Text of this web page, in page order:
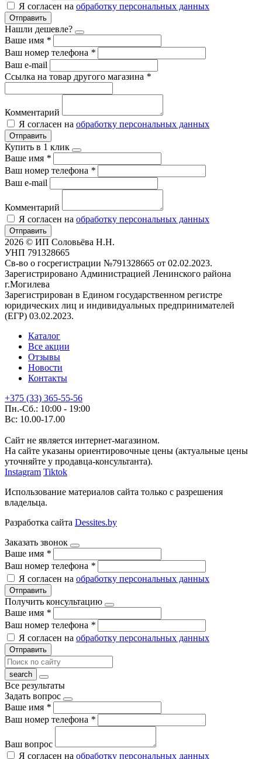
Я согласен на обработку персональных данных
Отправить
Нашли дешевле?
Ваше имя *
Ваш номер телефона *
Ваш e-mail
Ссылка на товар другого магазина *
Комментарий
Я согласен на обработку персональных данных
Отправить
Купить в 1 клик
Ваше имя *
Ваш номер телефона *
Ваш e-mail
Комментарий
Я согласен на обработку персональных данных
Отправить
2026 © ИП Соловьёва Н.Н.
УНП 791328665
Св-во о госрегистрации №791328665 от 02.02.2023.
Зарегистрировано Администрацией Ленинского района
г.Могилева
Зарегистрирован в Едином государственном регистре
юридических лиц и индивидуальных предпринимателей
(ЕГР) 03.02.2023.
Каталог
Все акции
Отзывы
Новости
Контакты
+375 (33) 365-55-56
Пн.-Сб.: 10:00 - 19:00
Вс: 10.00-17.00
Сайт не является интернет-магазином.
На сайте указаны ориентировочные цены (актуальные цены
уточняйте у продавца-консультанта).
Instagram Tiktok
Использование материалов сайта только с разрешения
владельца.
Разработка сайта Dessites.by
Заказать звонок
Ваше имя *
Ваш номер телефона *
Я согласен на обработку персональных данных
Отправить
Получить консультацию
Ваше имя *
Ваш номер телефона *
Я согласен на обработку персональных данных
Отправить
Все результаты
Задать вопрос
Ваше имя *
Ваш номер телефона *
Ваш вопрос
Я согласен на обработку персональных данных